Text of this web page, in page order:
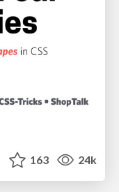
163 24k